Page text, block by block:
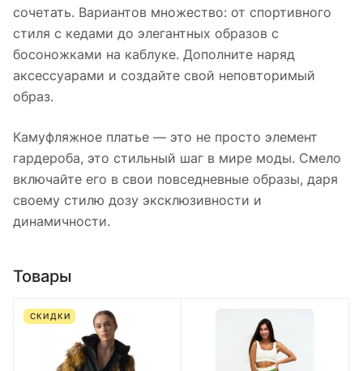
сочетать. Вариантов множество: от спортивного
стиля с кедами до элегантных образов с
босоножками на каблуке. Дополните наряд
аксессуарами и создайте свой неповторимый
образ.
Камуфляжное платье — это не просто элемент
гардероба, это стильный шаг в мире моды. Смело
включайте его в свои повседневные образы, даря
своему стилю дозу эксклюзивности и
динамичности.
Товары
СКИДКИ